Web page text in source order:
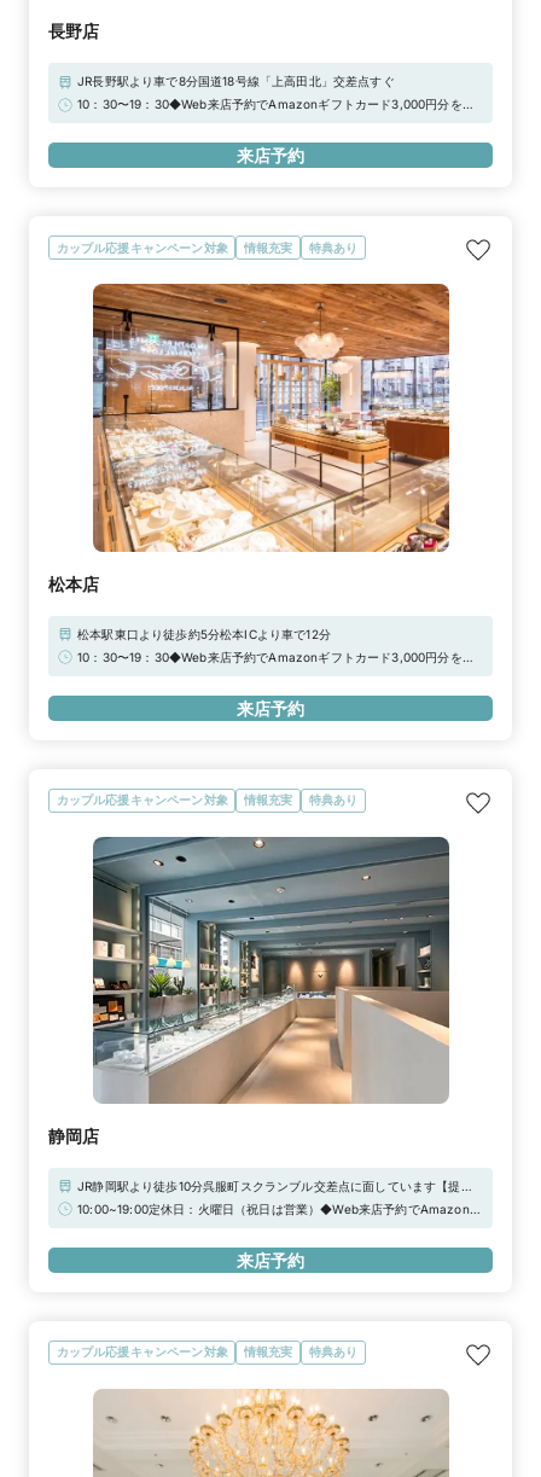
長野店
JR長野駅より車で8分国道18号線「上高田北」交差点すぐ
10：30〜19：30◆Web来店予約でAmazonギフトカード3,000円分をプ
来店予約
カップル応援キャンペーン対象 情報充実 特典あり
松本店
松本駅東口より徒歩約5分松本ICより車で12分
10：30〜19：30◆Web来店予約でAmazonギフトカード3,000円分をプ
来店予約
カップル応援キャンペーン対象 情報充実 特典あり
静岡店
JR静岡駅より徒歩10分呉服町スクランブル交差点に面しています【提携
駐車場】無料駐車券（3時間分まで）をお渡しさせていただきます。・き
10:00~19:00定休日：火曜日（祝日は営業）◆Web来店予約でAmazonギ
せ】通常、定休日をいただいておりますが、下記日程につきまして臨時営
来店予約
カップル応援キャンペーン対象 情報充実 特典あり